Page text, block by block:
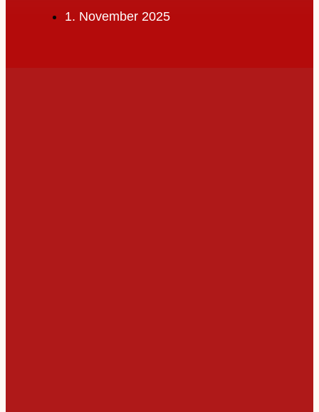
1. November 2025